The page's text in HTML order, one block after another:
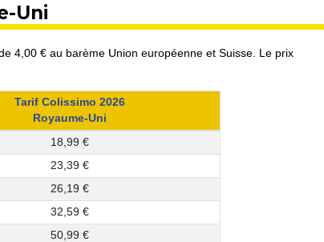
Uni
4,00 € au barème Union européenne et Suisse. Le prix
Tarif Colissimo 2026
Royaume-Uni
18,99 €
23,39 €
26,19 €
32,59 €
50,99 €